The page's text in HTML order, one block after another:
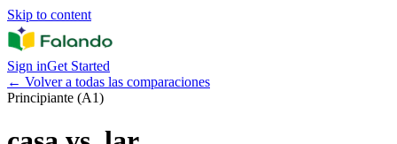
Skip to content
Sign inGet Started
← Volver a todas las comparaciones
Principiante (A1)